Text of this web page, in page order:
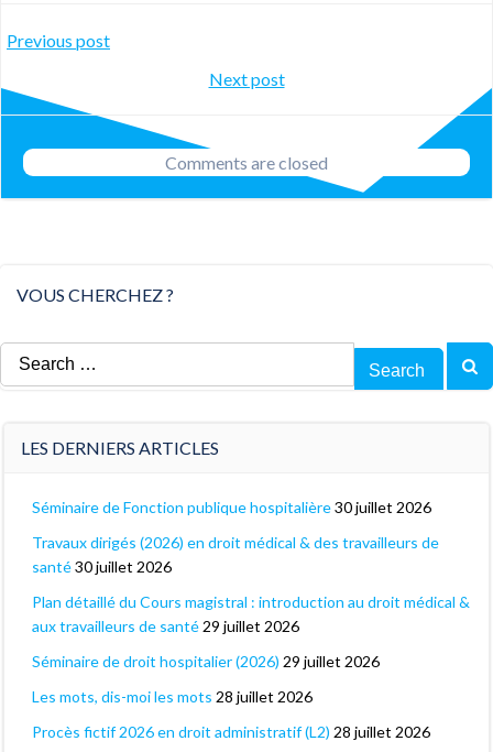
Post
navigation
Previous post
Post
navigation
Next post
Comments are closed
VOUS CHERCHEZ ?
Search
for:
LES DERNIERS ARTICLES
Séminaire de Fonction publique hospitalière30 juillet 2026
Travaux dirigés (2026) en droit médical & des travailleurs de
santé30 juillet 2026
Plan détaillé du Cours magistral : introduction au droit médical &
aux travailleurs de santé 29 juillet 2026
Séminaire de droit hospitalier (2026) 29 juillet 2026
Les mots, dis-moi les mots 28 juillet 2026
Procès fictif 2026 en droit administratif (L2) 28 juillet 2026